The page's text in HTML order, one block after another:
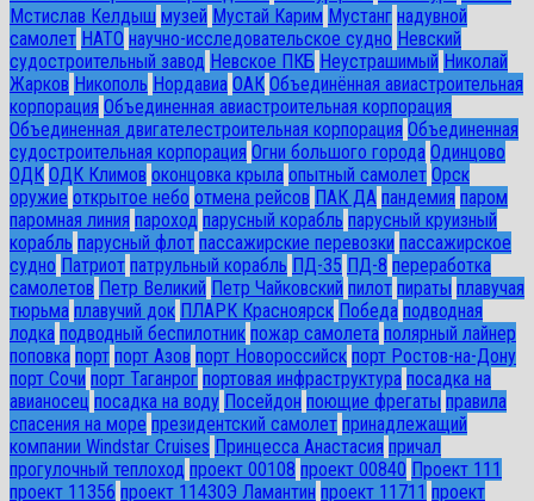
Мстислав Келдыш музей Мустай Карим Мустанг надувной
самолет НАТО научно-исследовательское судно Невский
судостроительный завод Невское ПКБ Неустрашимый Николай
Жарков Никополь Нордавиа ОАК Объединённая авиастроительная
корпорация Объединенная авиастроительная корпорация
Объединенная двигателестроительная корпорация Объединенная
судостроительная корпорация Огни большого города Одинцово
ОДК ОДК Климов оконцовка крыла опытный самолет Орск
оружие открытое небо отмена рейсов ПАК ДА пандемия паром
паромная линия пароход парусный корабль парусный круизный
корабль парусный флот пассажирские перевозки пассажирское
судно Патриот патрульный корабль ПД-35 ПД-8 переработка
самолетов Петр Великий Петр Чайковский пилот пираты плавучая
тюрьма плавучий док ПЛАРК Красноярск Победа подводная
лодка подводный беспилотник пожар самолета полярный лайнер
поповка порт порт Азов порт Новороссийск порт Ростов-на-Дону
порт Сочи порт Таганрог портовая инфраструктура посадка на
авианосец посадка на воду Посейдон поющие фрегаты правила
спасения на море президентский самолет принадлежащий
компании Windstar Cruises Принцесса Анастасия причал
прогулочный теплоход проект 00108 проект 00840 Проект 111
проект 11356 проект 11430Э Ламантин проект 11711 проект